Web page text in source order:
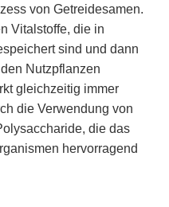
von Getreidesamen.
Vitalstoffe, die in
sind und dann
Nutzpflanzen
gleichzeitig immer
die Verwendung von
die das
hervorragend